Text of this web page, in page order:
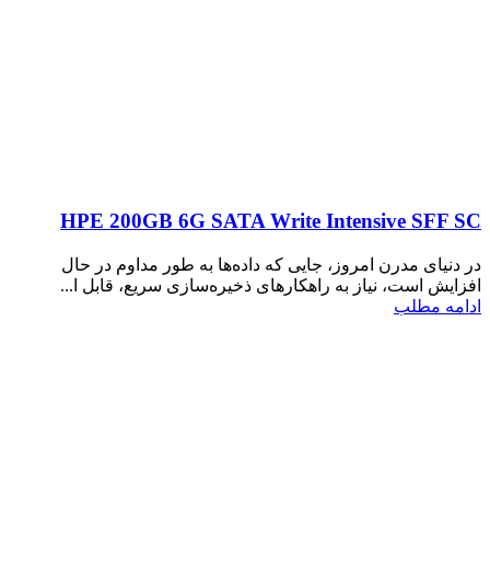
HPE 200GB 6G SATA Write Intensive SFF SC
در دنیای مدرن امروز، جایی که داده‌ها به طور مداوم در حال
افزایش است، نیاز به راهکارهای ذخیره‌سازی سریع، قابل ا...
ادامه مطلب